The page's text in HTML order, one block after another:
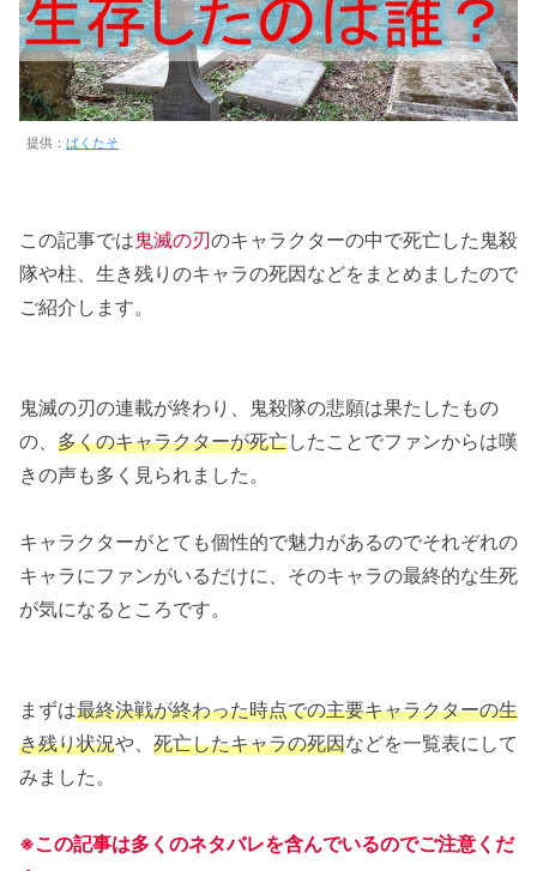
提供： ぱくたそ
この記事では鬼滅の刃のキャラクターの中で死亡した鬼殺
隊や柱、生き残りのキャラの死因などをまとめましたので
ご紹介します。
鬼滅の刃の連載が終わり、鬼殺隊の悲願は果たしたもの
の、 多くのキャラクターが死亡したことでファンからは嘆
きの声も多く見られました。
キャラクターがとても個性的で魅力があるのでそれぞれの
キャラにファンがいるだけに、そのキャラの最終的な生死
が気になるところです。
まずは最終決戦が終わった時点での主要キャラクターの生
き残り状況や、 死亡したキャラの死因などを一覧表にして
みました。
※この記事は多くのネタバレを含んでいるのでご注意くだ